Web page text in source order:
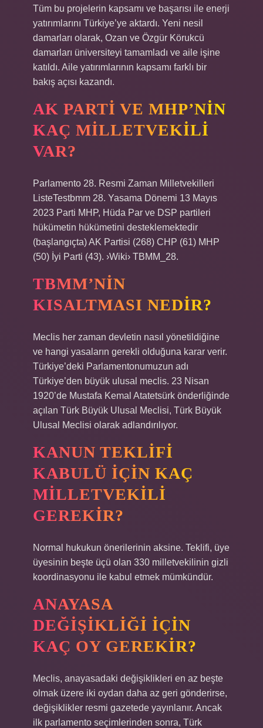
Tüm bu projelerin kapsamı ve başarısı ile enerji
yatırımlarını Türkiye’ye aktardı. Yeni nesil
damarları olarak, Ozan ve Özgür Körukcü
damarları üniversiteyi tamamladı ve aile işine
katıldı. Aile yatırımlarının kapsamı farklı bir
bakış açısı kazandı.
AK PARTI VE MHP’NIN
KAÇ MILLETVEKILI
VAR?
Parlamento 28. Resmi Zaman Milletvekilleri
ListeTestbmm 28. Yasama Dönemi 13 Mayıs
2023 Parti MHP, Hüda Par ve DSP partileri
hükümetin hükümetini desteklemektedir
(başlangıçta) AK Partisi (268) CHP (61) MHP
(50) İyi Parti (43). ›Wiki› TBMM_28.
TBMM’NIN
KISALTMASI NEDIR?
Meclis her zaman devletin nasıl yönetildiğine
ve hangi yasaların gerekli olduğuna karar verir.
Türkiye’deki Parlamentonumuzun adı
Türkiye’den büyük ulusal meclis. 23 Nisan
1920’de Mustafa Kemal Atatetsürk önderliğinde
açılan Türk Büyük Ulusal Meclisi, Türk Büyük
Ulusal Meclisi olarak adlandırılıyor.
KANUN TEKLIFI
KABULÜ IÇIN KAÇ
MILLETVEKILI
GEREKIR?
Normal hukukun önerilerinin aksine. Teklifi, üye
üyesinin beşte üçü olan 330 milletvekilinin gizli
koordinasyonu ile kabul etmek mümkündür.
ANAYASA
DEĞIŞIKLIĞI IÇIN
KAÇ OY GEREKIR?
Meclis, anayasadaki değişiklikleri en az beşte
olmak üzere iki oydan daha az geri gönderirse,
değişiklikler resmi gazetede yayınlanır. Ancak
ilk parlamento seçimlerinden sonra, Türk